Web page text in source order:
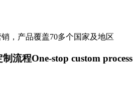
，产品覆盖70多个国家及地区
制流程One-stop custom process